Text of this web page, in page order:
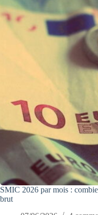
SMIC 2026 par mois :
brut